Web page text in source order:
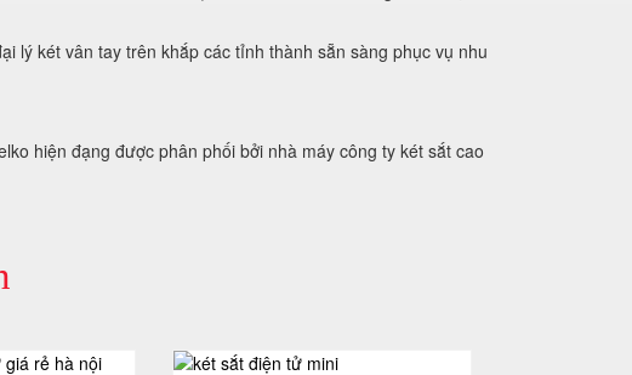
lý két vân tay trên khắp các tỉnh thành sẵn sàng phục vụ nhu
hiện đạng được phân phối bởi nhà máy công ty két sắt cao